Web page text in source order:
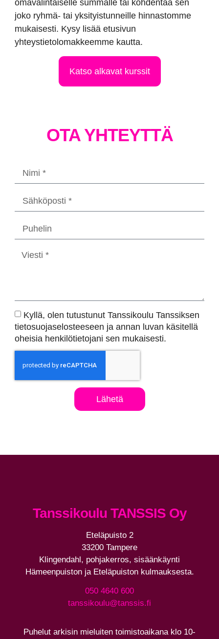
omavalintaiselle summalle tai kohdentaa sen
joko ryhmä- tai yksityistunneille hinnastomme
mukaisesti. Kysy lisää etusivun
yhteystietolomakkeemme kautta.
Katso alkavat kurssit
OTA YHTEYTTÄ
Kyllä, olen tutustunut Tanssikoulu Tanssiksen
tietosuojaselosteeseen ja annan luvan käsitellä
oheisia henkilötietojani sen mukaisesti.
Lähetä
Tanssikoulu TANSSIS Oy
Eteläpuisto 2
33200 Tampere
Klingendahl, pohjakerros, sisäänkäynti
Hämeenpuiston ja Eteläpuiston kulmauksesta.
050 4640 600
tanssikoulu@tanssis.fi
Puhelut arkisin mieluiten toimistoaikana klo 10-